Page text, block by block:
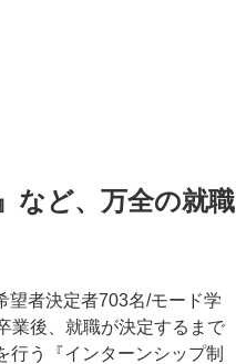
など、万全の就職
望者決定者703名/モード学
業後、就職が決定するまで
う『インターンシップ制